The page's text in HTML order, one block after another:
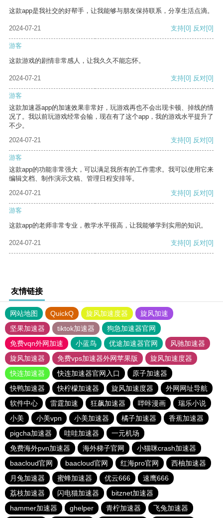
这款app是我社交的好帮手，让我能够与朋友保持联系，分享生活点滴。
2024-07-21 支持[0] 反对[0]
游客
这款游戏的剧情非常感人，让我久久不能忘怀。
2024-07-21 支持[0] 反对[0]
游客
这款加速器app的加速效果非常好，玩游戏再也不会出现卡顿、掉线的情
况了。我以前玩游戏经常会输，现在有了这个app，我的游戏水平提升了
不少。
2024-07-21
支持[0] 反对[0]
游客
这款app的功能非常强大，可以满足我所有的工作需求。我可以使用它来
编辑文档、制作演示文稿、管理日程安排等。
2024-07-21
支持[0] 反对[0]
游客
这款app的老师非常专业，教学水平很高，让我能够学到实用的知识。
2024-07-21 支持[0] 反对[0]
友情链接
网站地图 QuickQ 旋风加速度器
旋风加速
坚果加速器
tiktok加速器
狗急加速器官网
免费vqn外网加速
小蓝鸟 优途加速器官网
风驰加速器
旋风加速器
免费vps加速器外网苹果版
旋风加速度器
快连加速器
快连加速器官网入口
原子加速器
快鸭加速器
快柠檬加速器 旋风加速度器
外网网址导航
软件中心
雷霆加速 狂飙加速器 哔咔漫画
瑞乐小说
小美
小美vpn 小美加速器 橘子加速器
香蕉加速器
pigcha加速器
哇哇加速器
一元机场
免费海外pvn加速器
海外梯子官网
小猫咪crash加速器
baacloud官网
baacloud官网 红海pro官网
西柚加速器
月兔加速器
蜜蜂加速器 优云666
速鹰666
荔枝加速器
闪电猫加速器
bitznet加速器
hammer加速器
ghelper 青柠加速器 飞兔加速器